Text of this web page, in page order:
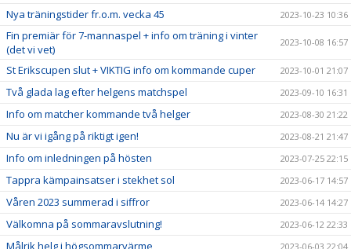
Nya träningstider fr.o.m. vecka 45 2023-10-23 10:36
Fin premiär för 7-mannaspel + info om träning i vinter
(det vi vet)
2023-10-08 16:57
St Erikscupen slut + VIKTIG info om kommande cuper 2023-10-01 21:07
Två glada lag efter helgens matchspel 2023-09-10 16:31
Info om matcher kommande två helger 2023-08-30 21:22
Nu är vi igång på riktigt igen! 2023-08-21 21:47
Info om inledningen på hösten 2023-07-25 22:15
Tappra kämpainsatser i stekhet sol 2023-06-17 14:57
Våren 2023 summerad i siffror 2023-06-14 14:27
Välkomna på sommaravslutning! 2023-06-12 22:33
Målrik helg i högsommarvärme 2023-06-03 22:04